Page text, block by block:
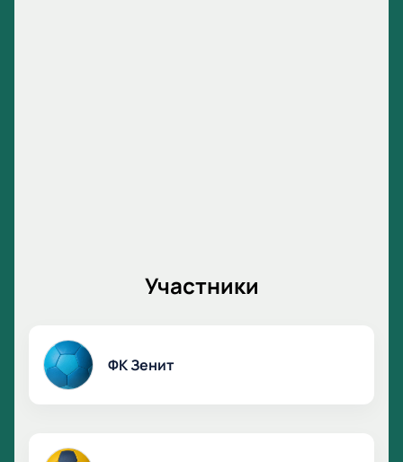
Участники
ФК Зенит